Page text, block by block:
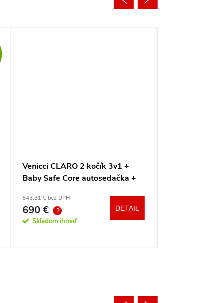
Venicci CLARO 2 kočík 3v1 +
Baby Safe Core autosedačka +
543,31 € bez DPH
690 € ?
Skladom ihneď
DETAIL